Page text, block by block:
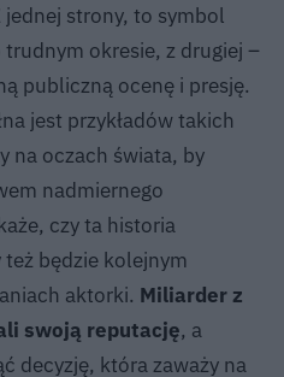
strony, to symbol
okresie, z drugiej –
publiczną ocenę i presję.
jest przykładów takich
na oczach świata, by
nadmiernego
czy ta historia
będzie kolejnym
aktorki. Miliarder z
swoją reputację, a
decyzję, która zaważy na